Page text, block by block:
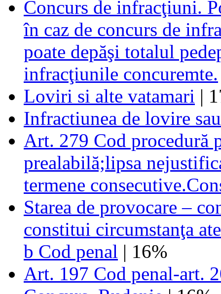
Concurs de infracţiuni.
în caz de concurs de
poate depăşi totalul
infracţiunile concuremte.
Loviri si alte vatamari |
Infractiunea de lovire
Art. 279 Cod procedură
prealabilă;lipsa
termene
Starea de provocare –
constitui circumstanţa
b Cod penal | 16%
Art. 197 Cod penal-art.